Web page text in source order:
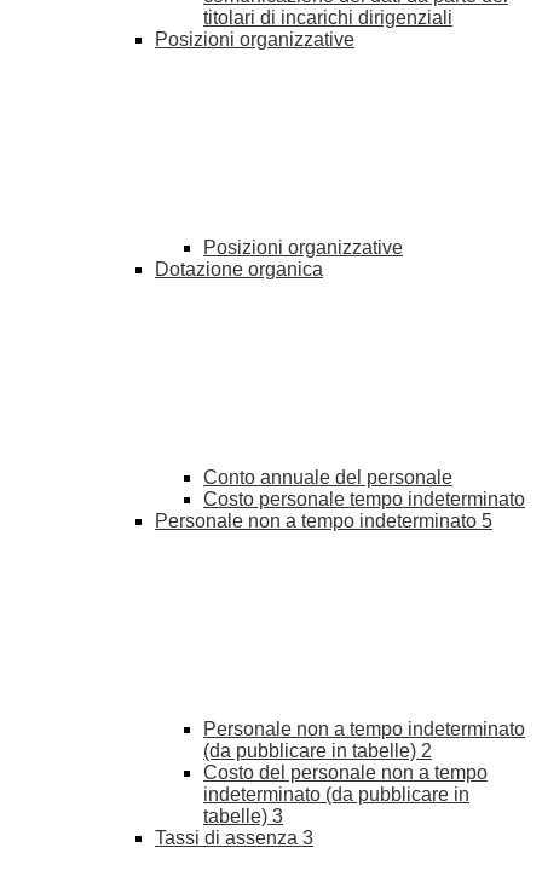
titolari di incarichi dirigenziali
Posizioni organizzative
Posizioni organizzative
Dotazione organica
Conto annuale del personale
Costo personale tempo indeterminato
Personale non a tempo indeterminato 5
Personale non a tempo indeterminato
(da pubblicare in tabelle) 2
Costo del personale non a tempo
indeterminato (da pubblicare in
tabelle) 3
Tassi di assenza 3